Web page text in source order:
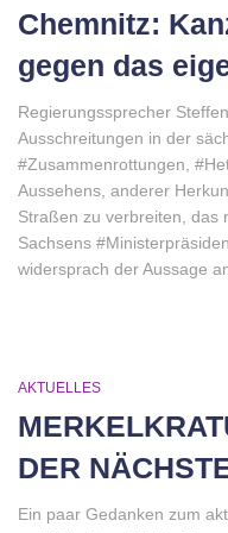
Chemnitz:
gegen das
Regierungssprecher
Ausschreitungen in der
#Zusammenrottungen,
Aussehens, anderer
Straßen zu verbreiten, das
Sachsens
widersprach der Aussage
AKTUELLES
DER
Ein paar Gedanken zum